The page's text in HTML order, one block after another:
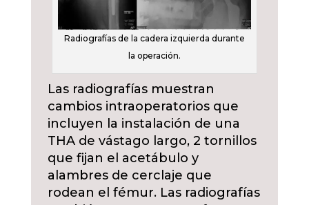
Radiografías de la cadera izquierda durante
la operación.
Las radiografías muestran
cambios intraoperatorios que
incluyen la instalación de una
THA de vástago largo, 2 tornillos
que fijan el acetábulo y
alambres de cerclaje que
rodean el fémur. Las radiografías